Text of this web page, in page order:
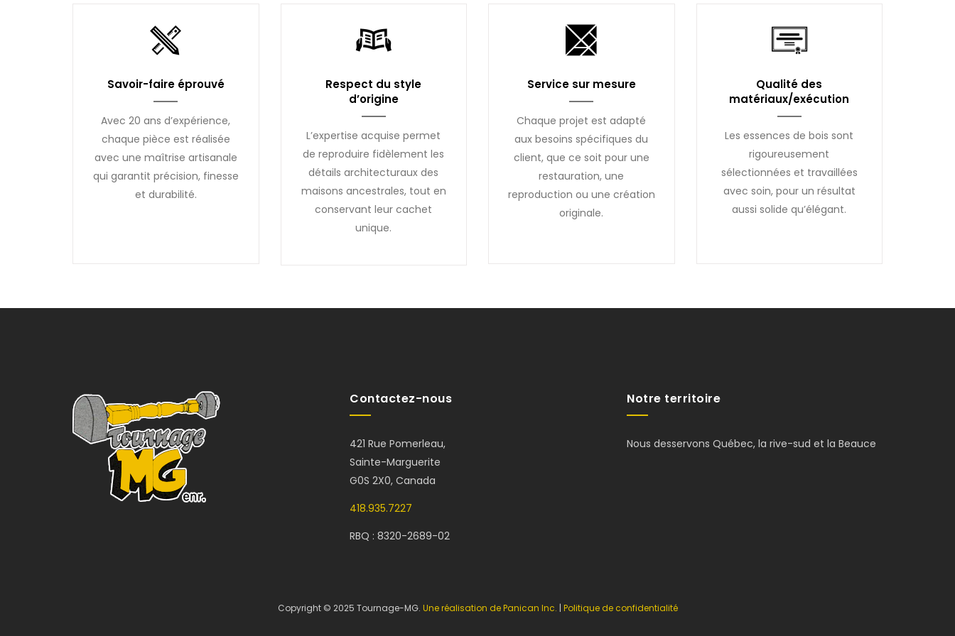
Savoir-faire éprouvé
Avec 20 ans d’expérience,
chaque pièce est réalisée
avec une maîtrise artisanale
qui garantit précision, finesse
et durabilité.
Respect du style
d’origine
L’expertise acquise permet
de reproduire fidèlement les
détails architecturaux des
maisons ancestrales, tout en
conservant leur cachet
unique.
Service sur mesure
Chaque projet est adapté
aux besoins spécifiques du
client, que ce soit pour une
restauration, une
reproduction ou une création
originale.
Qualité des
matériaux/exécution
Les essences de bois sont
rigoureusement
sélectionnées et travaillées
avec soin, pour un résultat
aussi solide qu’élégant.
Contactez-nous
421 Rue Pomerleau,
Sainte-Marguerite
G0S 2X0, Canada
418.935.7227
RBQ : 8320-2689-02
Notre territoire
Nous desservons Québec, la rive-sud et la Beauce
Copyright © 2025 Tournage-MG. Une réalisation de Panican Inc. | Politique de confidentialité